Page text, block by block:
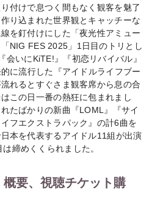
付けで息つく間もなく観客を魅了
り込まれた世界観とキャッチーな
を釘付けにした「夜光性アミュー
NIG FES 2025」1日目のトリとし
会いにKiTE!』『初恋リバイバル』
に流行した『アイドルライフブー
れるとすぐさま観客席から息の合
この日一番の熱狂に包まれまし
たばかりの新曲『LOML』『サイ
フエクストラパック』の計6曲を
本を代表するアイドル11組が出演
締めくくられました。
要、視聴チケット購